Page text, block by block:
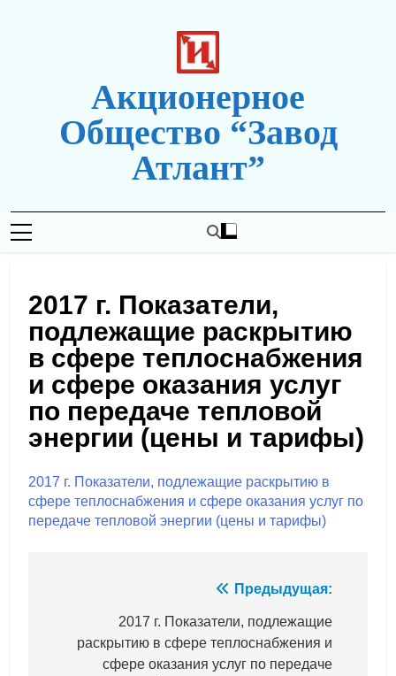
Акционерное
Общество “Завод
Атлант”
2017 г. Показатели,
подлежащие раскрытию
в сфере теплоснабжения
и сфере оказания услуг
по передаче тепловой
энергии (цены и тарифы)
2017 г. Показатели, подлежащие раскрытию в
сфере теплоснабжения и сфере оказания услуг по
передаче тепловой энергии (цены и тарифы)
записям
Предыдущая:
2017 г. Показатели, подлежащие
раскрытию в сфере теплоснабжения и
сфере оказания услуг по передаче